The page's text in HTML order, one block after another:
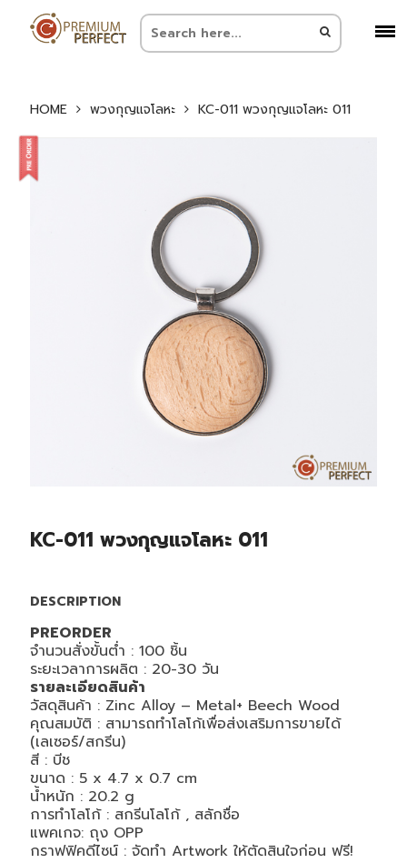
HOME พวงกุญแจโลหะ KC-011 พวงกุญแจโลหะ 011
KC-011 พวงกุญแจโลหะ 011
DESCRIPTION
PREORDER
จำนวนสั่งขั้นต่ำ : 100 ชิ้น
ระยะเวลาการผลิต : 20-30 วัน
รายละเอียดสินค้า
วัสดุสินค้า : Zinc Alloy – Metal+ Beech Wood
คุณสมบัติ : สามารถทำโลโก้เพื่อส่งเสริมการขายได้
(เลเซอร์/สกรีน)
สี : บีช
ขนาด : 5 x 4.7 x 0.7 cm
น้ำหนัก : 20.2 g
การทำโลโก้ : สกรีนโลโก้ , สลักชื่อ
แพคเกจ: ถุง OPP
กราฟฟิคดีไซน์ : จัดทำ Artwork ให้ตัดสินใจก่อน ฟรี!